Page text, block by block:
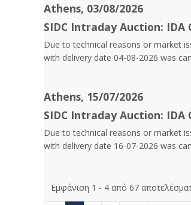
Athens, 03/08/2026
SIDC Intraday Auction: IDA
Due to technical reasons or market
with delivery date 04-08-2026 was
Athens, 15/07/2026
SIDC Intraday Auction: IDA
Due to technical reasons or market
with delivery date 16-07-2026 was
Εμφάνιση 1 - 4 από 67